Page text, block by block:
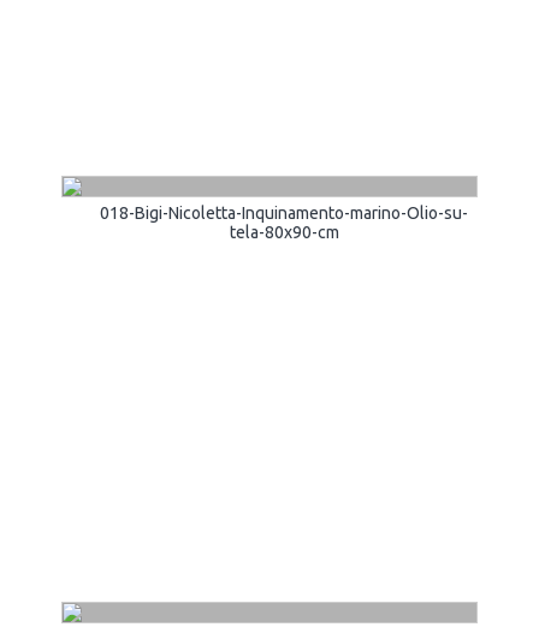
018-Bigi-Nicoletta-Inquinamento-marino-Olio-su-
tela-80x90-cm